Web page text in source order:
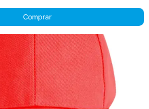
Comprar